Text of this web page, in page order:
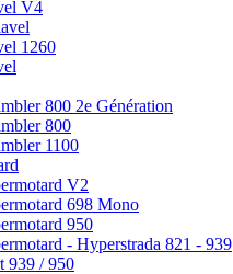
V4
1260
800 2e Génération
800
1100
V2
698 Mono
950
- Hyperstrada 821 - 939
939 / 950